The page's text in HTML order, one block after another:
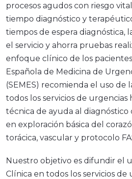
procesos agudos con riesgo
tiempo diagnóstico y
tiempos de espera diagnóstica,
el servicio y ahorra pruebas
enfoque clínico de los
Española de Medicina de
(SEMES) recomienda el uso de
todos los servicios de urgencias
técnica de ayuda al
en exploración básica del
torácica, vascular y protocolo
Nuestro objetivo es difundir el
Clínica en todos los servicios